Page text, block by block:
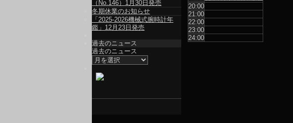
20:00
21:00
22:00
23:00
24:00
（No.146）1月30日発売
冬期休業のお知らせ
「2025-2026機械式腕時計年
鑑」12月23日発売
過去のニュース
過去のニュース